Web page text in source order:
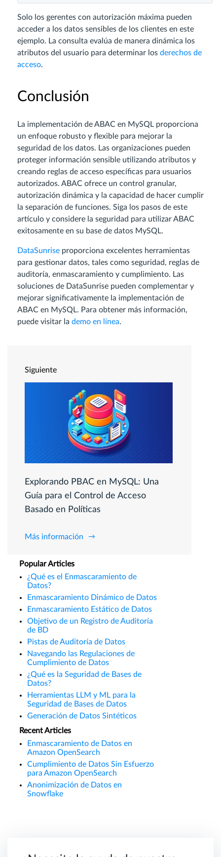
Solo los gerentes con autorización máxima pueden
acceder a los datos sensibles de los clientes en este
ejemplo. La consulta evalúa de manera dinámica los
atributos del usuario para determinar los derechos de
acceso.
Conclusión
La implementación de ABAC en MySQL proporciona
un enfoque robusto y flexible para mejorar la
seguridad de los datos. Las organizaciones pueden
proteger información sensible utilizando atributos y
creando reglas de acceso específicas para usuarios
autorizados. ABAC ofrece un control granular,
autorización dinámica y la capacidad de hacer cumplir
la separación de funciones. Siga los pasos de este
artículo y considere la seguridad para utilizar ABAC
exitosamente en su base de datos MySQL.
DataSunrise proporciona excelentes herramientas
para gestionar datos, tales como seguridad, reglas de
auditoría, enmascaramiento y cumplimiento. Las
soluciones de DataSunrise pueden complementar y
mejorar significativamente la implementación de
ABAC en MySQL. Para obtener más información,
puede visitar la demo en línea.
Siguiente
Explorando PBAC en MySQL: Una
Guía para el Control de Acceso
Basado en Políticas
Más información
Popular Articles
¿Qué es el Enmascaramiento de
Datos?
Enmascaramiento Dinámico de Datos
Enmascaramiento Estático de Datos
Objetivo de un Registro de Auditoría
de BD
Pistas de Auditoría de Datos
Navegando las Regulaciones de
Cumplimiento de Datos
¿Qué es la Seguridad de Bases de
Datos?
Herramientas LLM y ML para la
Seguridad de Bases de Datos
Generación de Datos Sintéticos
Recent Articles
Enmascaramiento de Datos en
Amazon OpenSearch
Cumplimiento de Datos Sin Esfuerzo
para Amazon OpenSearch
Anonimización de Datos en
Snowflake